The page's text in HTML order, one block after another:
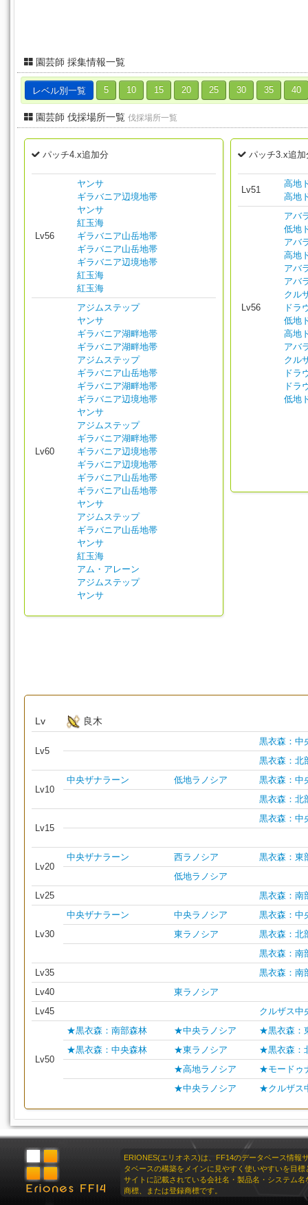
園芸師 採集情報一覧
レベル別一覧 5 10 15 20 25 30 35 40
園芸師 伐採場所一覧 伐採場所一覧
パッチ4.x追加分
Lv56
ヤンサ
ギラバニア辺境地帯
ヤンサ
紅玉海
ギラバニア山岳地帯
ギラバニア山岳地帯
ギラバニア辺境地帯
紅玉海
紅玉海
Lv60
アジムステップ
ヤンサ
ギラバニア湖畔地帯
ギラバニア湖畔地帯
アジムステップ
ギラバニア山岳地帯
ギラバニア湖畔地帯
ギラバニア辺境地帯
ヤンサ
アジムステップ
ギラバニア湖畔地帯
ギラバニア辺境地帯
ギラバニア辺境地帯
ギラバニア山岳地帯
ギラバニア山岳地帯
ヤンサ
アジムステップ
ギラバニア山岳地帯
ヤンサ
紅玉海
アム・アレーン
アジムステップ
ヤンサ
パッチ3.x追加
Lv51
高地
高地
Lv56
アバ
低地
アバ
高地
アバ
アバ
クル
ドラ
低地
高地
アバ
クル
ドラ
ドラ
低地
Lv 良木
Lv5
黒衣森：中
黒衣森：北
Lv10
中央ザナラーン 低地ラノシア
黒衣森：中
黒衣森：北
Lv15
黒衣森：中
Lv20
中央ザナラーン 西ラノシア
黒衣森：東
低地ラノシア
Lv25
黒衣森：南
Lv30
中央ザナラーン 中央ラノシア
黒衣森：中
東ラノシア
黒衣森：北
黒衣森：南
Lv35
黒衣森：南
Lv40
東ラノシア
Lv45
クルザス中
Lv50
★黒衣森：南部森林 ★中央ラノシア
★黒衣森：
★黒衣森：中央森林
★東ラノシア
★黒衣森：
★高地ラノシア
★モードゥ
★中央ラノシア
★クルザス
ERIONES(エリオネス)は、FF14のデータベース情報
タベースの構築をメインに見やすく使いやすいを目標
サイトに記載されている会社名・製品名・システム名
商標、または登録商標です。